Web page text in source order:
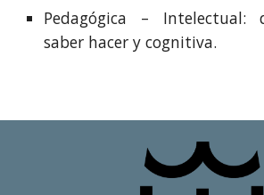
Pedagógica – Intelectual:
saber hacer y cognitiva.